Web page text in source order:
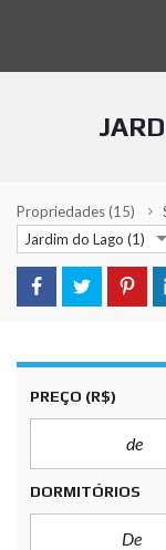
Propriedades(15)
Jardim do Lago (1)
PREÇO (R$)
DORMITÓRIOS
De